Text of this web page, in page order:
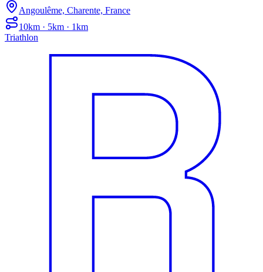
Angoulême, Charente, France
10km · 5km · 1km
Triathlon